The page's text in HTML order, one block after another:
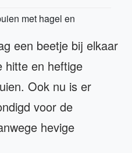
met hagel en
een beetje bij elkaar
hitte en heftige
Ook nu is er
voor de
hevige